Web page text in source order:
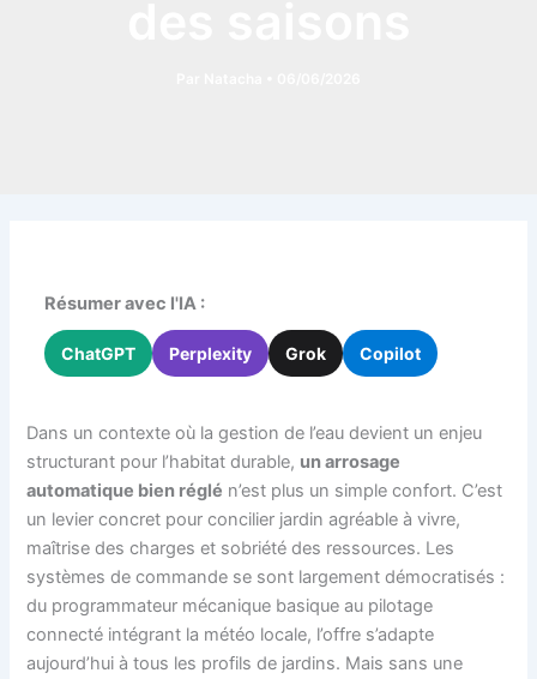
Résumer avec l'IA :
ChatGPT Perplexity Grok Copilot
Dans un contexte où la gestion de l’eau devient un enjeu
structurant pour l’habitat durable, un arrosage
automatique bien réglé n’est plus un simple confort. C’est
un levier concret pour concilier jardin agréable à vivre,
maîtrise des charges et sobriété des ressources. Les
systèmes de commande se sont largement démocratisés :
du programmateur mécanique basique au pilotage
connecté intégrant la météo locale, l’offre s’adapte
aujourd’hui à tous les profils de jardins. Mais sans une